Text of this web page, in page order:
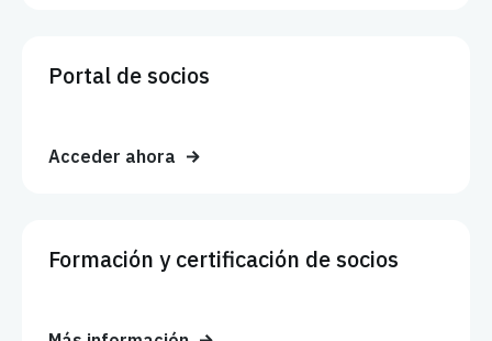
Portal de socios
Acceder ahora
Formación y certificación de socios